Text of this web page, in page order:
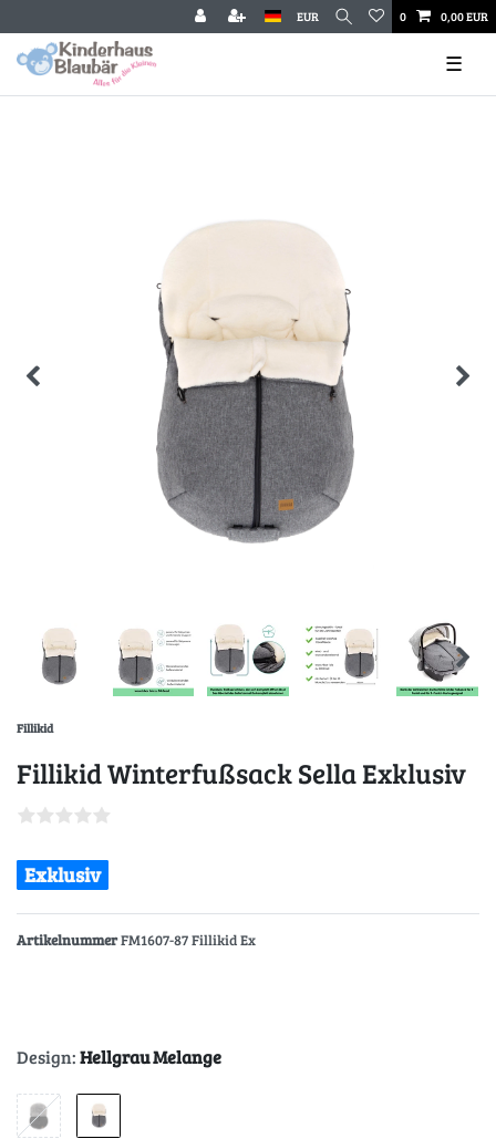
EUR 0 0,00 EUR
☰
Fillikid
Fillikid Winterfußsack Sella Exklusiv
Exklusiv
ArtikelnummerFM1607-87 Fillikid Ex
Design:Hellgrau Melange